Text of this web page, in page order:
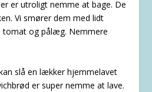
er utroligt nemme at bage. De
Vi smører dem med lidt
tomat og pålæg. Nemmere
slå en lækker hjemmelavet
er super nemme at lave.